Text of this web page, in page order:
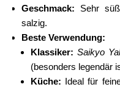
Geschmack: Sehr
salzig.
Beste Verwendung:
Klassiker: Saikyo
(besonders legendär
Küche: Ideal für